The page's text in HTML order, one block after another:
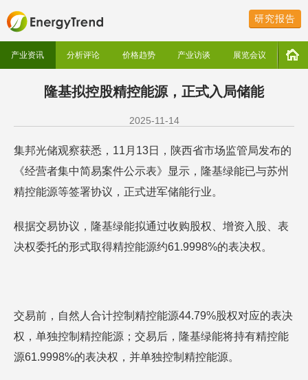
研究报告
产业资讯 分析评论 价格趋势 产业访谈 展览会议
隆基拟控股精控能源，正式入局储能
2025-11-14
集邦光储观察获悉，11月13日，陕西省市场监管局发布的
《经营者集中简易案件公示表》显示，隆基绿能已与苏州
精控能源等签署协议，正式进军储能行业。
根据交易协议，隆基绿能拟通过收购股权、增资入股、表
决权委托的形式取得精控能源约61.9998%的表决权。
交易前，自然人合计控制精控能源44.79%股权对应的表决
权，单独控制精控能源；交易后，隆基绿能将持有精控能
源61.9998%的表决权，并单独控制精控能源。